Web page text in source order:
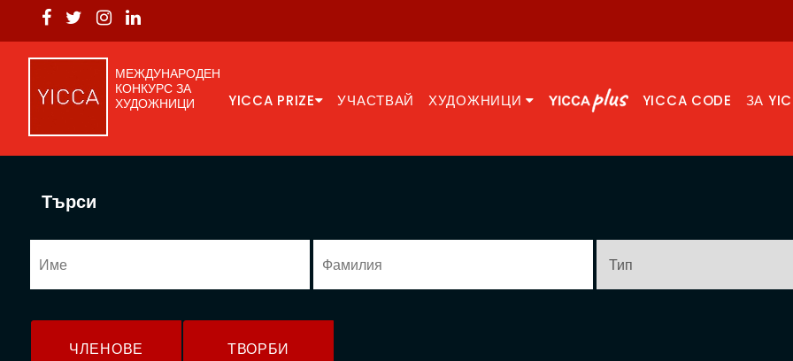
МЕЖДУНАРОДЕН
КОНКУРС ЗА
ХУДОЖНИЦИ
YICCA PRIZE УЧАСТВАЙ ХУДОЖНИЦИ YICCA CODE ЗА
Търси
ЧЛЕНОВЕ ТВОРБИ